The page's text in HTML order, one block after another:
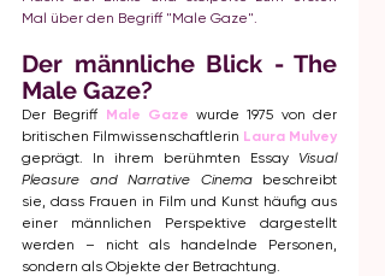
Mal über den Begriff "Male Gaze".
Der männliche Blick - The
Male Gaze?
Der Begriff Male Gaze wurde 1975 von der
britischen Filmwissenschaftlerin Laura Mulvey
geprägt. In ihrem berühmten Essay Visual
Pleasure and Narrative Cinema beschreibt
sie, dass Frauen in Film und Kunst häufig aus
einer männlichen Perspektive dargestellt
werden – nicht als handelnde Personen,
sondern als Objekte der Betrachtung.